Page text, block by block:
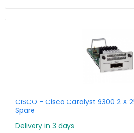
CISCO - Cisco Catalyst 9300 2 X
Spare
Delivery in 3 days